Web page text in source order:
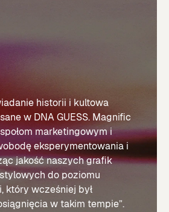
historii i kultowa
w DNA GUESS. Magnific
marketingowym i
eksperymentowania i
jakość naszych grafik
do poziomu
który wcześniej był
w takim tempie”.